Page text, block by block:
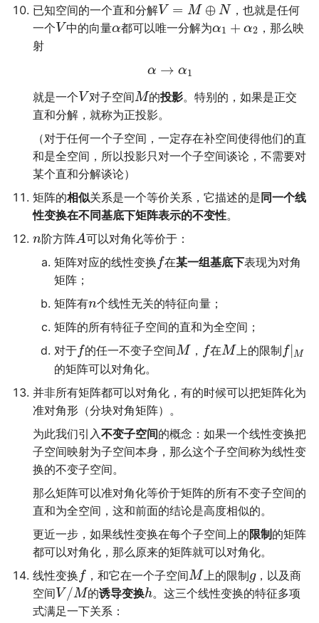
剧院座位安排
排列染色问题
灵动坐标系
大步上台阶
已知空间的一个直和分解V = M ⊕ N，也就是任何
一个V 中的向量α都可以唯一分解为α1 + α2 ，那么映
射
α → α1
就是一个 V 对子空间M的投影。特别的，如果是正交
直和分解，就称为正投影。
（对于任何一个子空间，一定存在补空间使得他们的直
和是全空间，所以投影只对一个子空间谈论，不需要对
某个直和分解谈论）
矩阵的相似关系是一个等价关系，它描述的是 同一个线
性变换在不同基底下矩阵表示的不变性。
n阶方阵A可以对角化等价于：
矩阵对应的线性变换 f在某一组基底下表现为对角
矩阵；
矩阵有n个线性无关的特征向量；
矩阵的所有特征子空间的直和为全空间；
对于f的任一不变子空间M ， f在M上的限制 f∣M
的矩阵可以对角化。
并非所有矩阵都可以对角化，有的时候可以把矩阵化为
准对角形（分块对角矩阵）。
为此我们引入不变子空间的概念：如果一个线性变换把
子空间映射为子空间本身，那么这个子空间称为线性变
换的不变子空间。
那么矩阵可以准对角化等价于矩阵的所有不变子空间的
直和为全空间，这和前面的结论是高度相似的。
更近一步，如果线性变换在每个子空间上的限制的矩阵
都可以对角化，那么原来的矩阵就可以对角化。
线性变换 f ，和它在一个子空间M上的限制g，以及商
空间V /M的诱导变换h。这三个线性变换的特征多项
式满足一下关系：